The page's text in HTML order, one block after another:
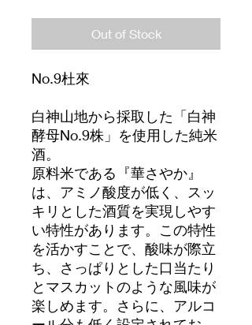
Out of Stock
No.9杜來
白神山地から採取した「白神
酵母No.9株」を使用した純米
酒。
原料米である『華さやか』
は、アミノ酸度が低く、スッ
キリとした酒質を実現しやす
い特性があります。この特性
を活かすことで、酸味が際立
ち、さっぱりとした口当たり
とマスカットのような風味が
楽しめます。さらに、アルコ